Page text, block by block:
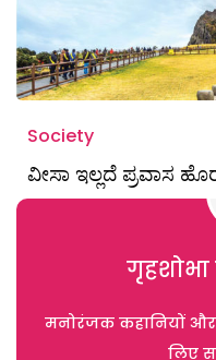
Society
ವೀಸಾ ಇಲ್ಲದೆ ಪ್ರವಾಸ
मनोरंजक कहानियों
लिए